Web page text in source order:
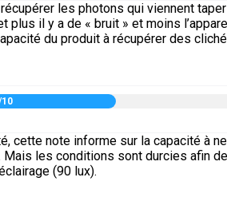
les photons qui viennent
plus il y a de « bruit » et moins
du produit à récupérer des
cette note informe sur la capacité à
Mais les conditions sont durcies afin
(90 lux).